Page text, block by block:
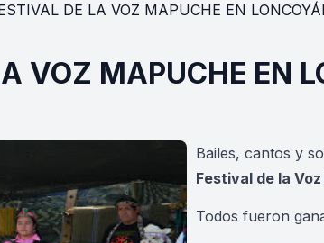
DE LA VOZ MAPUCHE EN
VOZ MAPUCHE EN
Bailes, cantos y
Festival de la
Todos fueron